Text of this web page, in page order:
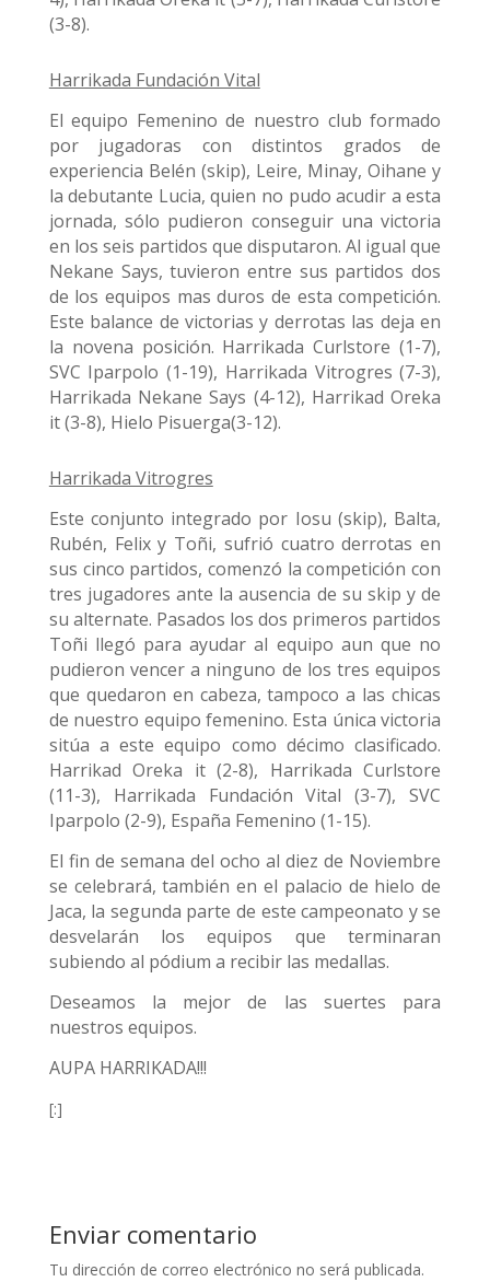
(3-8).
Harrikada Fundación Vital
El equipo Femenino de nuestro club formado
por jugadoras con distintos grados de
experiencia Belén (skip), Leire, Minay, Oihane y
la debutante Lucia, quien no pudo acudir a esta
jornada, sólo pudieron conseguir una victoria
en los seis partidos que disputaron. Al igual que
Nekane Says, tuvieron entre sus partidos dos
de los equipos mas duros de esta competición.
Este balance de victorias y derrotas las deja en
la novena posición. Harrikada Curlstore (1-7),
SVC Iparpolo (1-19), Harrikada Vitrogres (7-3),
Harrikada Nekane Says (4-12), Harrikad Oreka
it (3-8), Hielo Pisuerga(3-12).
Harrikada Vitrogres
Este conjunto integrado por Iosu (skip), Balta,
Rubén, Felix y Toñi, sufrió cuatro derrotas en
sus cinco partidos, comenzó la competición con
tres jugadores ante la ausencia de su skip y de
su alternate. Pasados los dos primeros partidos
Toñi llegó para ayudar al equipo aun que no
pudieron vencer a ninguno de los tres equipos
que quedaron en cabeza, tampoco a las chicas
de nuestro equipo femenino. Esta única victoria
sitúa a este equipo como décimo clasificado.
Harrikad Oreka it (2-8), Harrikada Curlstore
(11-3), Harrikada Fundación Vital (3-7), SVC
Iparpolo (2-9), España Femenino (1-15).
El fin de semana del ocho al diez de Noviembre
se celebrará, también en el palacio de hielo de
Jaca, la segunda parte de este campeonato y se
desvelarán los equipos que terminaran
subiendo al pódium a recibir las medallas.
Deseamos la mejor de las suertes para
nuestros equipos.
AUPA HARRIKADA!!!
[:]
Enviar comentario
Tu dirección de correo electrónico no será publicada.